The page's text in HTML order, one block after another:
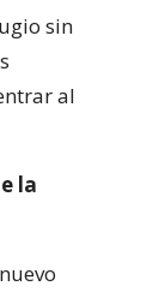
sin
al
la